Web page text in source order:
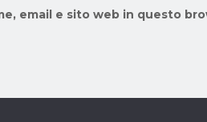
email e sito web in questo